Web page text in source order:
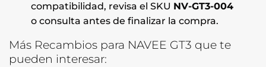
compatibilidad, revisa el SKU NV-GT3-004
o consulta antes de finalizar la compra.
Más Recambios para NAVEE GT3 que te
pueden interesar: